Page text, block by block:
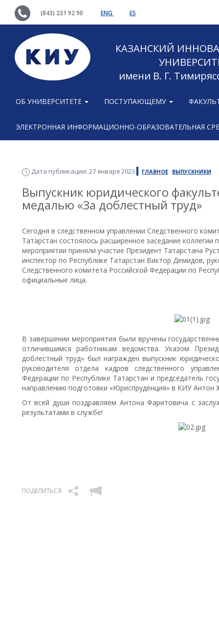
(843) 231 92 90 ENG ES
КАЗАНСКИЙ
имени В. Г.
ОБ УНИВЕРСИТЕТЕ ПОСТУПАЮЩЕМУ
ЭЛЕКТРОННАЯ ИНФОРМАЦИОННО-ОБРАЗОВАТЕЛЬНАЯ
Дата публикации: 27 января 2023 ГЛАВНОЕ ВЫПУСКНИКИ
Выпускник юридического
медалью «За доблестный труд»
Сегодня в следственном управлении Следственного
Татарстан состоялось расширенное заседание
мероприятии приняли участие Президент Татарстана
инспектор по Республике Татарстан Виктор Демидов,
Следственного комитета Российской Федерации по
официальные лица.
В завершении мероприятия были вручены
отличившимся работникам ведомства. Указом
доблестный труд» был награжден выпускник
руководителя отдела кадров следственного
Федерации по Республике Татарстан и председатель
направлению подготовки «Юриспруденция» в КИУ Антон
От всей души поздравляем Антона Фаритовича с
результатами в службе!
ПОДЕЛИТЬСЯ